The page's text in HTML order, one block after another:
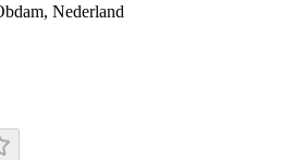
Nederland